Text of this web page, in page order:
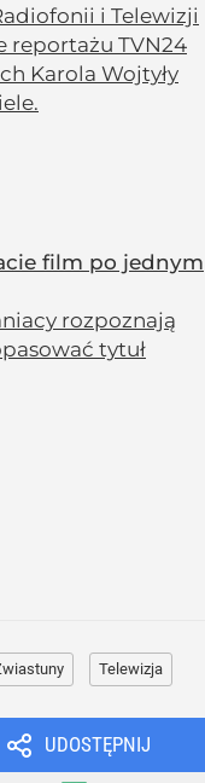
i Telewizji
reportażu TVN24
Karola Wojtyły
film po jednym
rozpoznają
tytuł
Telewizja
UDOSTĘPNIJ